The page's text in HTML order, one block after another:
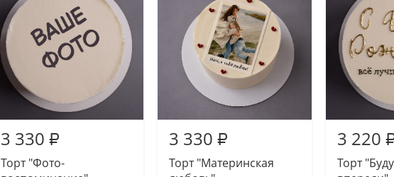
3 330 ₽
Торт "Фото-
3 330 ₽
Торт "Материнская
3 220
Торт